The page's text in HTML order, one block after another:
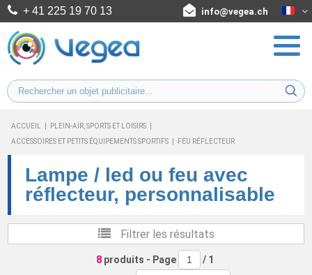
+ 41 225 19 70 13 info@vegea.ch
ACCUEIL PLEIN-AIR, SPORTS ET LOISIRS
ACCESSOIRES ET PETITS ÉQUIPEMENTS SPORTIFS
FEU RÉFLECTEUR
Lampe / led ou feu avec
réflecteur, personnalisable
Filtrer les résultats
8 produits - Page / 1